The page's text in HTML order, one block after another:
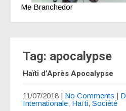
Me Branchedor
Tag: apocalypse
Haïti d’Après Apocalypse
11/07/2018 | No Comments |
Internationale, Haïti, Société